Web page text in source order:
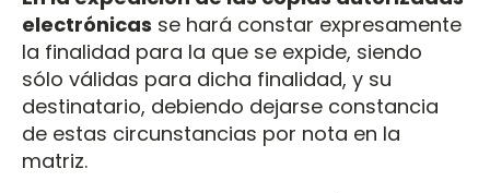
electrónicas se hará constar expresamente
la finalidad para la que se expide, siendo
sólo válidas para dicha finalidad, y su
destinatario, debiendo dejarse constancia
de estas circunstancias por nota en la
matriz.